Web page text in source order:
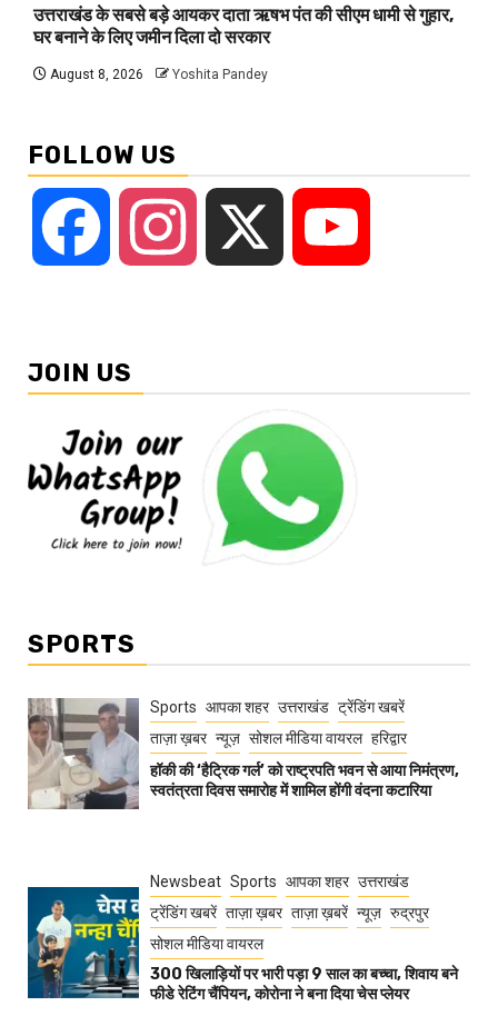
उत्तराखंड के सबसे बड़े आयकर दाता ऋषभ पंत की सीएम धामी से गुहार,
घर बनाने के लिए जमीन दिला दो सरकार
August 8, 2026 Yoshita Pandey
FOLLOW US
Facebook Instagram
JOIN US
SPORTS
Sports आपका शहर उत्तराखंड ट्रेंडिंग खबरें
ताज़ा ख़बर न्यूज़ सोशल मीडिया वायरल हरिद्वार
हॉकी की ‘हैट्रिक गर्ल’ को राष्ट्रपति भवन से आया निमंत्रण,
स्वतंत्रता दिवस समारोह में शामिल होंगी वंदना कटारिया
Newsbeat Sports आपका शहर उत्तराखंड
ट्रेंडिंग खबरें ताज़ा ख़बर ताज़ा ख़बरें न्यूज़ रुद्रपुर
सोशल मीडिया वायरल
300 खिलाड़ियों पर भारी पड़ा 9 साल का बच्चा, शिवाय बने
फीडे रेटिंग चैंपियन, कोरोना ने बना दिया चेस प्लेयर